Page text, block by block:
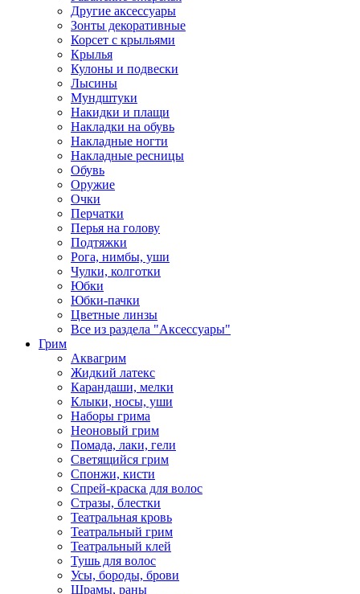
Другие аксессуары
Зонты декоративные
Корсет с крыльями
Крылья
Кулоны и подвески
Лысины
Мундштуки
Накидки и плащи
Накладки на обувь
Накладные ногти
Накладные ресницы
Обувь
Оружие
Очки
Перчатки
Перья на голову
Подтяжки
Рога, нимбы, уши
Чулки, колготки
Юбки
Юбки-пачки
Цветные линзы
Все из раздела "Аксессуары"
Грим
Аквагрим
Жидкий латекс
Карандаши, мелки
Клыки, носы, уши
Наборы грима
Неоновый грим
Помада, лаки, гели
Светящийся грим
Спонжи, кисти
Спрей-краска для волос
Стразы, блестки
Театральная кровь
Театральный грим
Театральный клей
Тушь для волос
Усы, бороды, брови
Шрамы, раны